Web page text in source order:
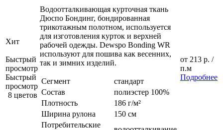
Хит
Быстрый
просмотр
Быстрый
просмотр
8 цветов
Водоотталкивающая курточная ткань
Дюспо Бондинг, бондированная
трикотажным полотном, используется
для изготовления курток и верхней
рабочей одежды. Dewspo Bonding WR
используют для пошива как весенних,
так и зимних изделий.
Сегмент
стандарт
Состав
полиэстер 100%
Плотность
186 г/м²
Ширина рулона
150 см
Потребительские
от 213 р. /
п.м
Подробнее